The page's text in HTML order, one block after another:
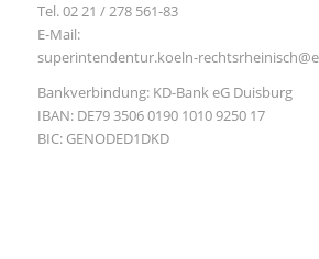
Tel. 02 21 / 278 561-83
E-Mail:
superintendentur.koeln-
Bankverbindung: KD-Bank eG Duisburg
IBAN: DE79 3506 0190 1010 9250 17
BIC: GENODED1DKD